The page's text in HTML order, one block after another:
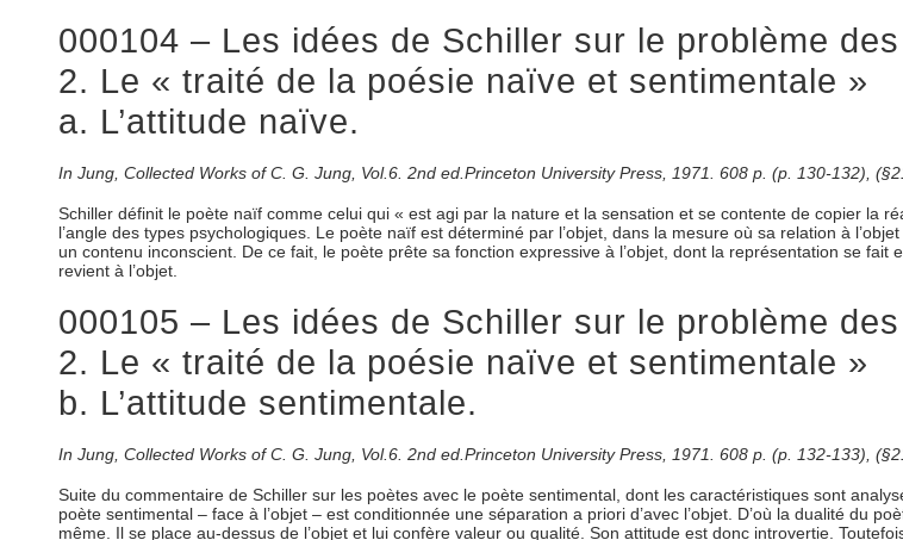
000104 – Les idées de Schiller sur le problème
2. Le « traité de la poésie naïve et sentimentale »
a. L’attitude naïve.
In Jung, Collected Works of C. G. Jung, Vol.6. 2nd ed.Princeton University Press, 1971. 608 p. (p. 130-132),
Schiller définit le poète naïf comme celui qui « est agi par la nature et la sensation et se contente de copier la
l’angle des types psychologiques. Le poète naïf est déterminé par l’objet, dans la mesure où sa relation à
un contenu inconscient. De ce fait, le poète prête sa fonction expressive à l’objet, dont la représentation se
revient à l’objet.
000105 – Les idées de Schiller sur le problème
2. Le « traité de la poésie naïve et sentimentale »
b. L’attitude sentimentale.
In Jung, Collected Works of C. G. Jung, Vol.6. 2nd ed.Princeton University Press, 1971. 608 p. (p. 132-133),
Suite du commentaire de Schiller sur les poètes avec le poète sentimental, dont les caractéristiques sont
poète sentimental – face à l’objet – est conditionnée une séparation a priori d’avec l’objet. D’où la dualité du
même. Il se place au-dessus de l’objet et lui confère valeur ou qualité. Son attitude est donc introvertie.